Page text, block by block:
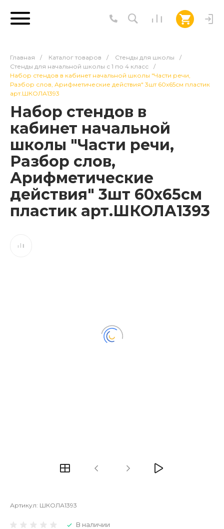
Главная / Каталог товаров / Стенды для школы
/
Стенды для начальной школы с 1 по 4 класс
/
Набор стендов в кабинет начальной школы "Части речи,
Разбор слов, Арифметические действия" 3шт 60х65см пластик
арт.ШКОЛА1393
Набор стендов в
кабинет начальной
школы "Части речи,
Разбор слов,
Арифметические
действия" 3шт 60х65см
пластик арт.ШКОЛА1393
Артикул: ШКОЛА1393
В наличии